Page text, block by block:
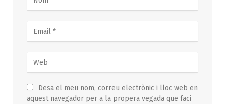
Desa el meu nom, correu electrònic i lloc web en
aquest navegador per a la propera vegada que faci